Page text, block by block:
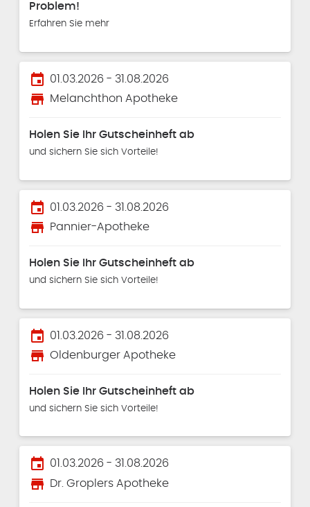
Problem!
Erfahren Sie mehr
event 01.03.2026 - 31.08.2026
store Melanchthon Apotheke
Holen Sie Ihr Gutscheinheft ab
und sichern Sie sich Vorteile!
event 01.03.2026 - 31.08.2026
store Pannier-Apotheke
Holen Sie Ihr Gutscheinheft ab
und sichern Sie sich Vorteile!
event 01.03.2026 - 31.08.2026
store Oldenburger Apotheke
Holen Sie Ihr Gutscheinheft ab
und sichern Sie sich Vorteile!
event 01.03.2026 - 31.08.2026
store Dr. Groplers Apotheke